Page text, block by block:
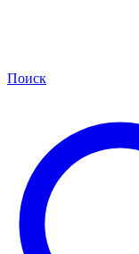
Поиск